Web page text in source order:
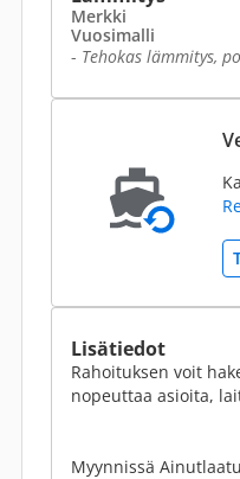
Merkki
Vuosimalli
- Tehokas lämmitys,
Lisätiedot
Rahoituksen voit
nopeuttaa asioita,
Myynnissä